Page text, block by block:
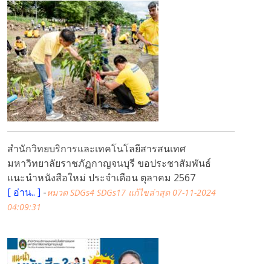
สำนักวิทยบริการและเทคโนโลยีสารสนเทศ
มหาวิทยาลัยราชภัฏกาญจนบุรี ขอประชาสัมพันธ์
แนะนำหนังสือใหม่ ประจำเดือน ตุลาคม 2567
[ อ่าน.. ] -หมวด SDGs4 SDGs17 แก้ไขล่าสุด 07-11-2024
04:09:31